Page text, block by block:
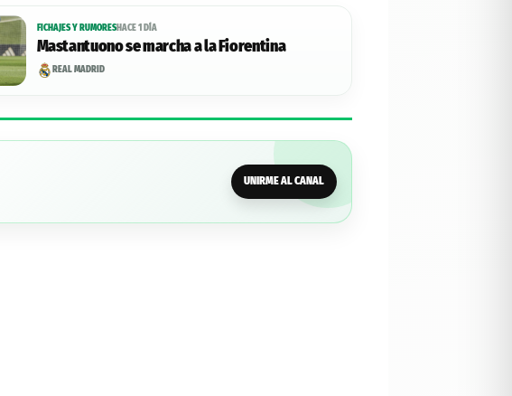
FICHAJES Y RUMORESHACE 1 DÍA
Mastantuono se marcha a la Fiorentina
REAL MADRID
UNIRME AL CANAL